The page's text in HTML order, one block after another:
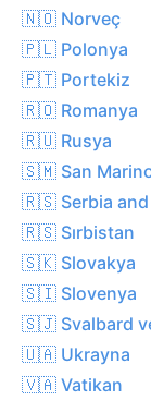
🇳🇴 Norveç
🇵🇱 Polonya
🇵🇹 Portekiz
🇷🇴 Romanya
🇷🇺 Rusya
🇸🇲 San
🇷🇸 Serbia and
🇷🇸 Sırbistan
🇸🇰 Slovakya
🇸🇮 Slovenya
🇸🇯 Svalbard
🇺🇦 Ukrayna
🇻🇦 Vatikan